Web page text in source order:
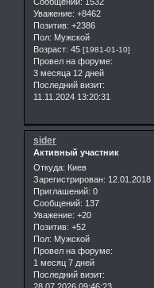
Уважение: +8462
Позитив: +2386
Пол: Мужской
Возраст: 45 [1981-01-10]
Провел на форуме:
3 месяца 12 дней
Последний визит:
11.11.2024 13:20:31
sider
Активный участник
Откуда: Киев
Зарегистрирован: 12.01.2018
Приглашений: 0
Сообщений: 137
Уважение: +20
Позитив: +52
Пол: Мужской
Провел на форуме:
1 месяц 7 дней
Последний визит: